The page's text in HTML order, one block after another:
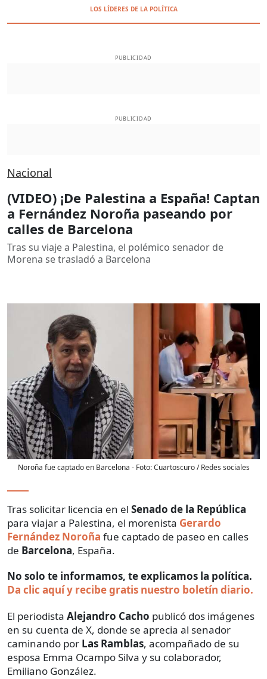
LOS LÍDERES DE LA POLÍTICA
PUBLICIDAD
PUBLICIDAD
Nacional
(VIDEO) ¡De Palestina a España! Captan
a Fernández Noroña paseando por
calles de Barcelona
Tras su viaje a Palestina, el polémico senador de
Morena se trasladó a Barcelona
Noroña fue captado en Barcelona - Foto:Cuartoscuro / Redes sociales
Tras solicitar licencia en el Senado de la República
para viajar a Palestina, el morenista Gerardo
Fernández Noroña fue captado de paseo en calles
de Barcelona, España.
No solo te informamos, te explicamos la política.
Da clic aquí y recibe gratis nuestro boletín diario.
El periodista Alejandro Cacho publicó dos imágenes
en su cuenta de X, donde se aprecia al senador
caminando por Las Ramblas, acompañado de su
esposa Emma Ocampo Silva y su colaborador,
Emiliano González.